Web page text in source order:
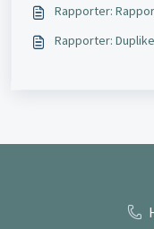
Rapporter:
Rapporter: